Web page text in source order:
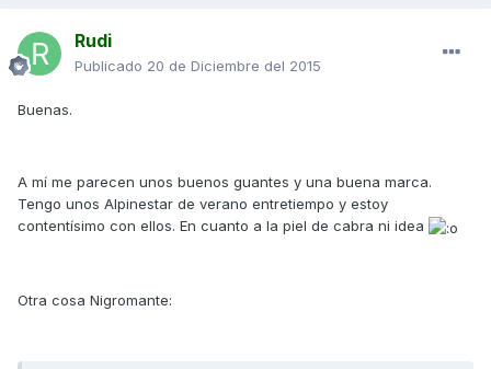
Rudi
Publicado 20 de Diciembre del 2015
Buenas.
A mí me parecen unos buenos guantes y una buena marca.
Tengo unos Alpinestar de verano entretiempo y estoy
contentísimo con ellos. En cuanto a la piel de cabra ni idea
Otra cosa Nigromante: